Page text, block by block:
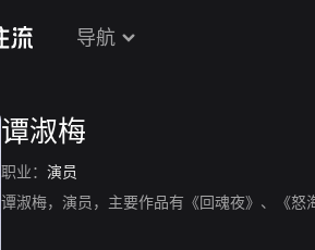
导航
谭淑梅
职业： 演员
谭淑梅，演员，主要作品有《回魂夜》、《怒